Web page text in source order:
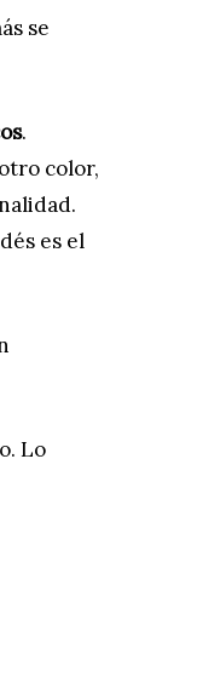
se
.
color,
es el
Lo